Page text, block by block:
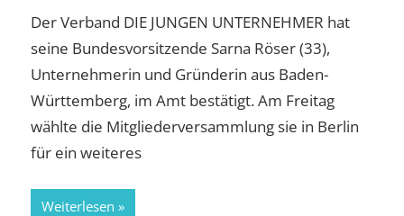
Der Verband DIE JUNGEN UNTERNEHMER hat
seine Bundesvorsitzende Sarna Röser (33),
Unternehmerin und Gründerin aus Baden-
Württemberg, im Amt bestätigt. Am Freitag
wählte die Mitgliederversammlung sie in Berlin
für ein weiteres
Weiterlesen